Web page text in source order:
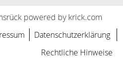
powered by krick.com
Datenschutzerklärung
Rechtliche Hinweise